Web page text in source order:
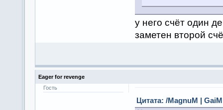
у него счёт один
заметен второй
Eager for revenge
Гость
Цитата: /MagnuM |